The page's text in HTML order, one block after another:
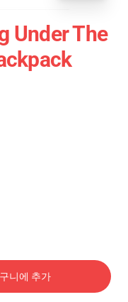
Under The
니에 추가